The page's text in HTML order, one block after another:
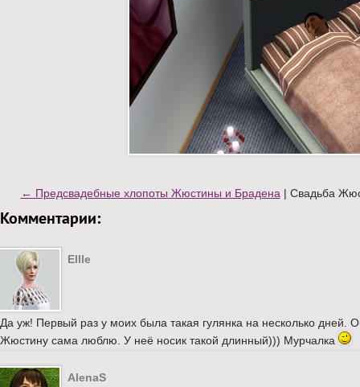
← Предсвадебные хлопоты Жюстины и Брадена | Свадьба
Комментарии:
Ellle
Да уж! Первый раз у моих была такая гулянка на несколько дней.
Жюстину сама люблю. У неё носик такой длинный))) Мурчалка
AlenaS